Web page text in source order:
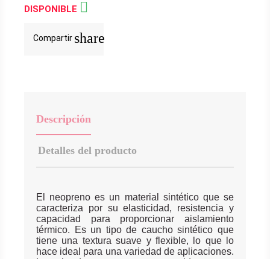
DISPONIBLE 
Compartir share
Descripción
Detalles del producto
El neopreno es un material sintético que se
caracteriza por su elasticidad, resistencia y
capacidad para proporcionar aislamiento
térmico. Es un tipo de caucho sintético que
tiene una textura suave y flexible, lo que lo
hace ideal para una variedad de aplicaciones.